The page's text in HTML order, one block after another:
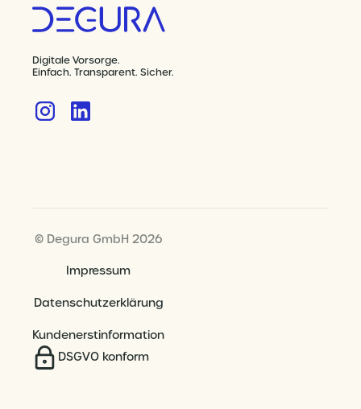
Digitale Vorsorge.
Einfach. Transparent. Sicher.
DSGVO konform
© Degura GmbH 2026
Impressum
Datenschutzerklärung
Kundenerstinformation